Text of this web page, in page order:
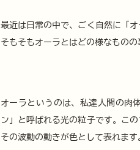
最近は日常の中で、ごく自然に「
そもそもオーラとはどの様なもの
オーラというのは、私達人間の肉
ン」と呼ばれる光の粒子です。こ
その波動の動きが色として表れます